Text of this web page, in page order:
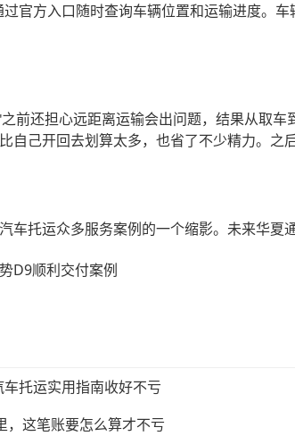
官方入口随时查询车辆位置和运输进度。
之前还担心远距离运输会出问题，结果从取车
自己开回去划算太多，也省了不少精力。之
车托运众多服务案例的一个缩影。未来华
D9顺利交付案例
托运实用指南收好不亏
，这笔账要怎么算才不亏